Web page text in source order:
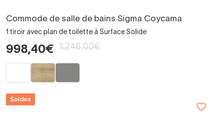
Commode de salle de bains Sigma Coycama
1 tiroir avec plan de toilette à Surface Solide
998,40€ 1.248,00€
Soldes